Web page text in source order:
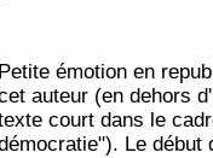
Petite émotion en
auteur (en dehors
court dans le
Le début